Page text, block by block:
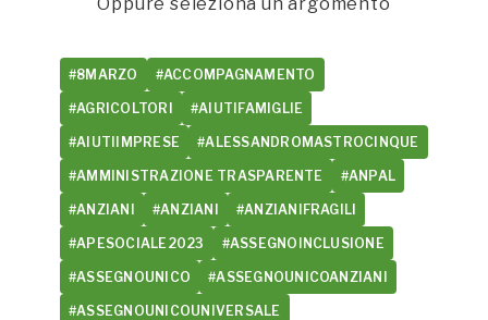
#8MARZO #ACCOMPAGNAMENTO
#AGRICOLTORI #AIUTIFAMIGLIE
#AIUTIIMPRESE #ALESSANDROMASTROCINQUE
#AMMINISTRAZIONE TRASPARENTE #ANPAL
#ANZIANI #ANZIANI #ANZIANIFRAGILI
#APESOCIALE2023 #ASSEGNOINCLUSIONE
#ASSEGNOUNICO #ASSEGNOUNICOANZIANI
#ASSEGNOUNICOUNIVERSALE